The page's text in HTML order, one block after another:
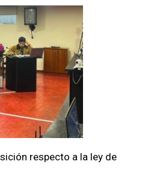
respecto a la ley de